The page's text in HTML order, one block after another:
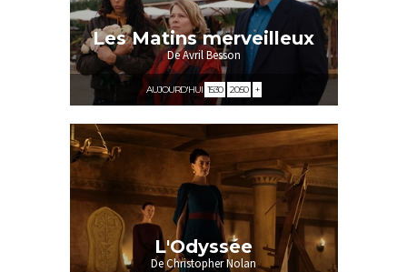
Les Matins merveilleux
De Avril Besson
AUJOURD'HUI 15:30 20:50 +
Interdit -12 ans
L'Odyssée
De Christopher Nolan